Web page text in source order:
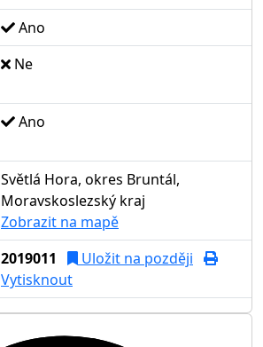
Ano
Ne
Ano
Světlá Hora, okres Bruntál,
Moravskoslezský kraj
Zobrazit na mapě
2019011
Uložit na později
Vytisknout